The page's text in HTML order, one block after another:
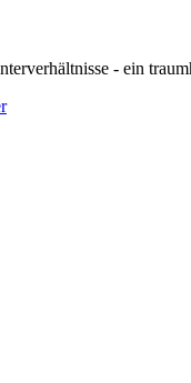
- ein